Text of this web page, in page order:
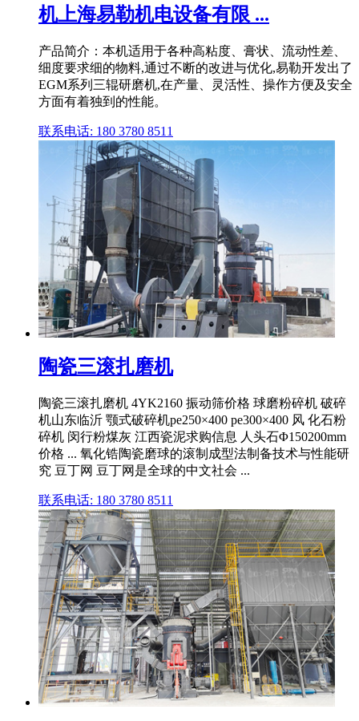
机上海易勒机电设备有限 ...
产品简介：本机适用于各种高粘度、膏状、流动性差、
细度要求细的物料,通过不断的改进与优化,易勒开发出了
EGM系列三辊研磨机,在产量、灵活性、操作方便及安全
方面有着独到的性能。
联系电话: 180 3780 8511
陶瓷三滚扎磨机
陶瓷三滚扎磨机 4YK2160 振动筛价格 球磨粉碎机 破碎
机山东临沂 颚式破碎机pe250×400 pe300×400 风 化石粉
碎机 闵行粉煤灰 江西瓷泥求购信息 人头石Φ150200mm
价格 ... 氧化锆陶瓷磨球的滚制成型法制备技术与性能研
究 豆丁网 豆丁网是全球的中文社会 ...
联系电话: 180 3780 8511